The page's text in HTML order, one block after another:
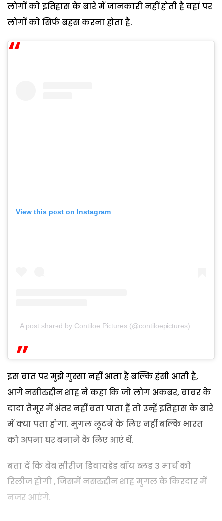
लोगों को इतिहास के बारे में जानकारी नहीं होती है वहां पर
लोगों को सिर्फ बहस करना होता है.
View this post on Instagram
A post shared by Contiloe Pictures (@contiloepictures)
इस बात पर मुझे गुस्सा नहीं आता है बल्कि हंसी आती है,
आगे नसीरुद्दीन शाह ने कहा कि जो लोग अकबर, बाबर के
दादा तैमूर में अंतर नहीं बता पाता हैं तो उन्हें इतिहास के बारे
में क्या पता होगा. मुगल लूटने के लिए नहीं बल्कि भारत
को अपना घर बनाने के लिए आएं थें.
बता दें कि बेब सीरीज डिवायडेड बॉय ब्लड 3 मार्च को
रिलीज होगी , जिसमें नसरुद्दीन शाह मुगल के किरदार में
नजर आएंगे.